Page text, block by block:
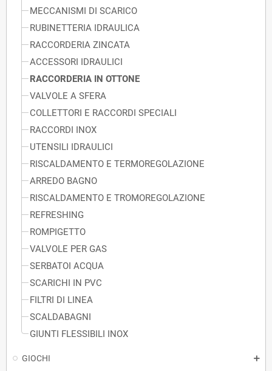
MECCANISMI DI SCARICO
RUBINETTERIA IDRAULICA
RACCORDERIA ZINCATA
ACCESSORI IDRAULICI
RACCORDERIA IN OTTONE
VALVOLE A SFERA
COLLETTORI E RACCORDI SPECIALI
RACCORDI INOX
UTENSILI IDRAULICI
RISCALDAMENTO E TERMOREGOLAZIONE
ARREDO BAGNO
RISCALDAMENTO E TROMOREGOLAZIONE
REFRESHING
ROMPIGETTO
VALVOLE PER GAS
SERBATOI ACQUA
SCARICHI IN PVC
FILTRI DI LINEA
SCALDABAGNI
GIUNTI FLESSIBILI INOX
GIOCHI